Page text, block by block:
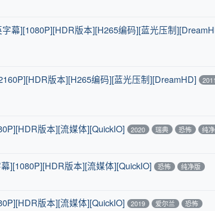
幕][1080P][HDR版本][H265编码][蓝光压制
版本][H265编码][蓝光压制][DreamHD]
2011
版本][流媒体][QuickIO] 2020 瑞典 恐怖 纯
][1080P][HDR版本][流媒体][QuickIO] 恐怖 纯净版
版本][流媒体][QuickIO] 2019 爱尔兰
恐怖